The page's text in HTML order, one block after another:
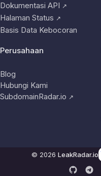
Dokumentasi API ↗
Halaman Status ↗
Basis Data Kebocoran
Perusahaan
Blog
Hubungi Kami
SubdomainRadar.io ↗
© 2026 LeakRadar.io